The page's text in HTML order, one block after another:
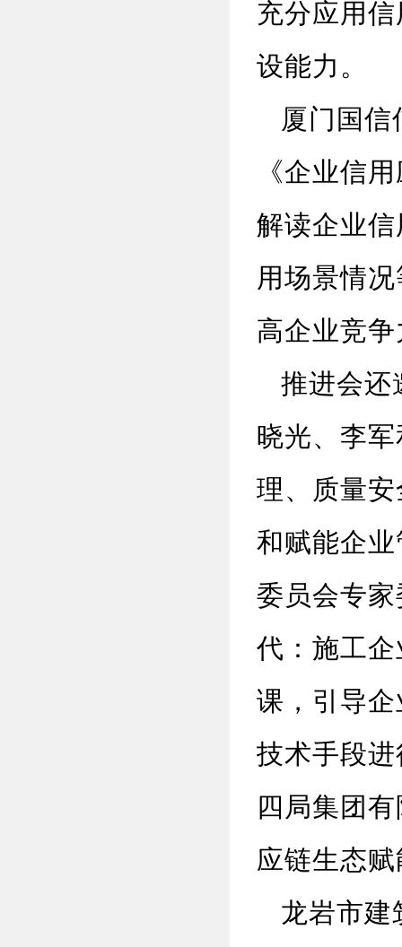
充分应用
设能力。
厦门国信
《企业信
解读企业
用场景情
高企业竞
推进会还
晓光、李
理、质量
和赋能企
委员会专
代：施工
课，引导
技术手段
四局集团
应链生态
龙岩市建